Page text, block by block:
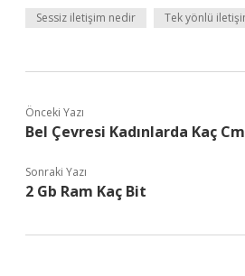
Sessiz iletişim nedir Tek yönlü
Önceki Yazı
Bel Çevresi Kadınlarda Kaç
Sonraki Yazı
2 Gb Ram Kaç Bit